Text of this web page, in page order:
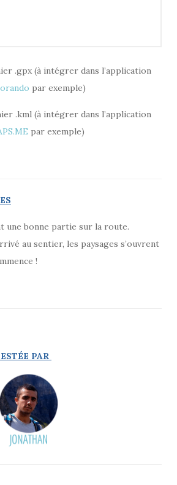
.gpx (à intégrer dans l’application
par exemple)
.kml (à intégrer dans l’application
par exemple)
une bonne partie sur la route.
au sentier, les paysages s’ouvrent
!
PAR